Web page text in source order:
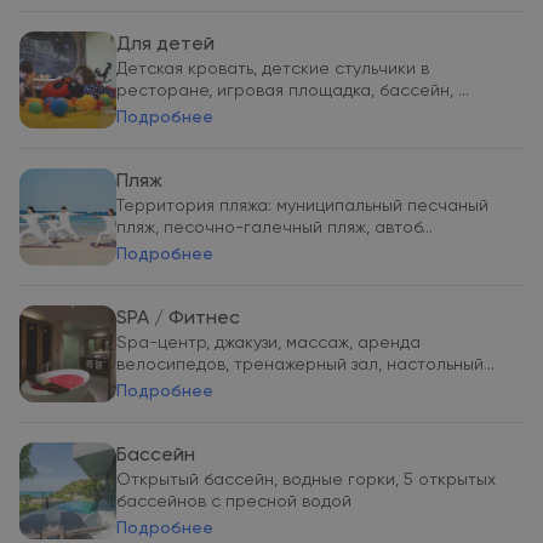
Для детей
Детская кровать, детские стульчики в
ресторане, игровая площадка, бассейн, ...
Подробнее
Пляж
Территория пляжа: муниципальный песчаный
пляж, песочно-галечный пляж, автоб...
Подробнее
SPA / Фитнес
Spa-центр, джакузи, массаж, аренда
велосипедов, тренажерный зал, настольный...
Подробнее
Бассейн
Открытый бассейн, водные горки, 5 открытых
бассейнов с пресной водой
Подробнее